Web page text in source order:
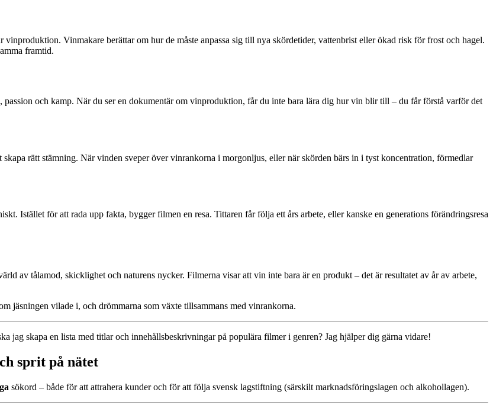
Vinmakare berättar om hur de måste anpassa sig till nya skördetider, vattenbrist eller ökad risk för frost och hagel.
framtid.
och kamp. När du ser en dokumentär om vinproduktion, får du inte bara lära dig hur vin blir till – du får förstå varför det
rätt stämning. När vinden sveper över vinrankorna i morgonljus, eller när skörden bärs in i tyst koncentration, förmedlar
Istället för att rada upp fakta, bygger filmen en resa. Tittaren får följa ett års arbete, eller kanske en generations förändringsresa
av tålamod, skicklighet och naturens nycker. Filmerna visar att vin inte bara är en produkt – det är resultatet av år av arbete,
jäsningen vilade i, och drömmarna som växte tillsammans med vinrankorna.
jag skapa en lista med titlar och innehållsbeskrivningar på populära filmer i genren? Jag hjälper dig gärna vidare!
sprit på nätet
sökord – både för att attrahera kunder och för att följa svensk lagstiftning (särskilt marknadsföringslagen och alkohollagen).